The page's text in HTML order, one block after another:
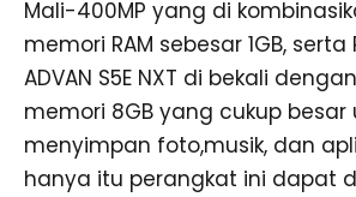
Mali-400MP yang di
memori RAM sebesar 1GB,
ADVAN S5E NXT di bekali
memori 8GB yang cukup besar
menyimpan foto,musik, dan
hanya itu perangkat ini dapat